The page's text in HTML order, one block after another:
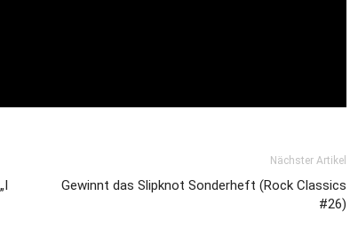
Nächster Artikel
Gewinnt das Slipknot Sonderheft (Rock Classics
#26)